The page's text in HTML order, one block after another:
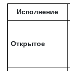
Исполнение
Открытое